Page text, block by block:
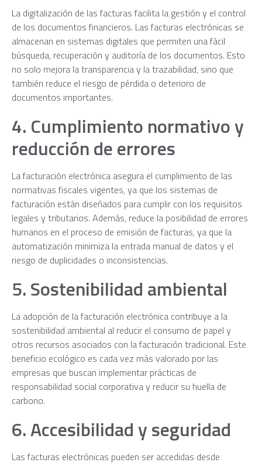
La digitalización de las facturas facilita la gestión y el control
de los documentos financieros. Las facturas electrónicas se
almacenan en sistemas digitales que permiten una fácil
búsqueda, recuperación y auditoría de los documentos. Esto
no solo mejora la transparencia y la trazabilidad, sino que
también reduce el riesgo de pérdida o deterioro de
documentos importantes.
4. Cumplimiento normativo y
reducción de errores
La facturación electrónica asegura el cumplimiento de las
normativas fiscales vigentes, ya que los sistemas de
facturación están diseñados para cumplir con los requisitos
legales y tributarios. Además, reduce la posibilidad de errores
humanos en el proceso de emisión de facturas, ya que la
automatización minimiza la entrada manual de datos y el
riesgo de duplicidades o inconsistencias.
5. Sostenibilidad ambiental
La adopción de la facturación electrónica contribuye a la
sostenibilidad ambiental al reducir el consumo de papel y
otros recursos asociados con la facturación tradicional. Este
beneficio ecológico es cada vez más valorado por las
empresas que buscan implementar prácticas de
responsabilidad social corporativa y reducir su huella de
carbono.
6. Accesibilidad y seguridad
Las facturas electrónicas pueden ser accedidas desde